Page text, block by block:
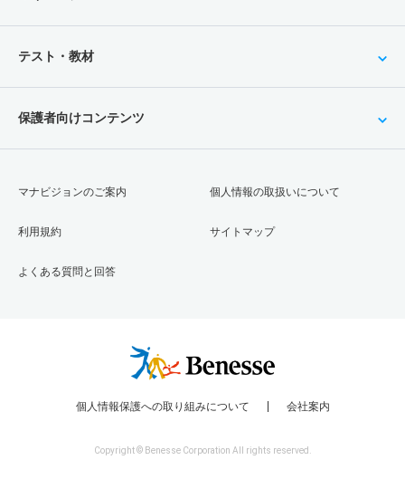
テスト・教材
保護者向けコンテンツ
マナビジョンのご案内
利用規約
よくある質問と回答
個人情報の取扱いについて
サイトマップ
個人情報保護への取り組みについて 会社案内
Copyright © Benesse Corporation All rights reserved.